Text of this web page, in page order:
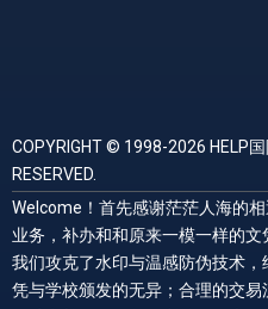
COPYRIGHT © 1998-2026 HELP
RESERVED.
Welcome！首先感谢茫茫人海的
业务，补办和和原来一模一样的文
我们攻克了水印与温感防伪技术
凭与学校颁发的无异；合理的交